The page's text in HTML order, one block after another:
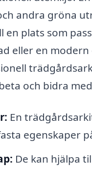
andra gröna
plats som
eller en
och bidra
En
egenskaper
De kan hjälpa